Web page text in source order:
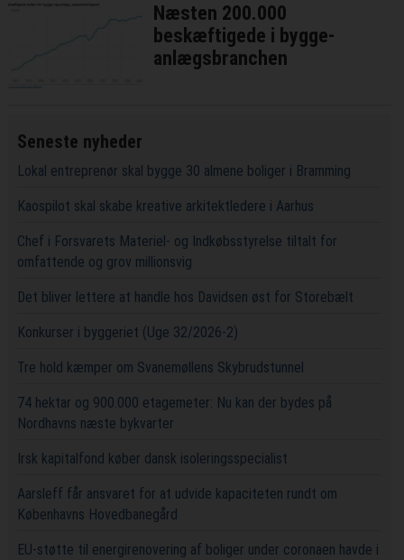
Næsten 200.000
beskæftigede i bygge-
anlægsbranchen
Seneste nyheder
Lokal entreprenør skal bygge 30 almene boliger i Bramming
Kaospilot skal skabe kreative arkitektledere i Aarhus
Chef i Forsvarets Materiel- og Indkøbsstyrelse tiltalt for
omfattende og grov millionsvig
Det bliver lettere at handle hos Davidsen øst for Storebælt
Konkurser i byggeriet (Uge 32/2026-2)
Tre hold kæmper om Svanemøllens Skybrudstunnel
74 hektar og 900.000 etagemeter: Nu kan der bydes på
Nordhavns næste bykvarter
Irsk kapitalfond køber dansk isoleringsspecialist
Aarsleff får ansvaret for at udvide kapaciteten rundt om
Københavns Hovedbanegård
EU-støtte til energirenovering af boliger under coronaen havde i